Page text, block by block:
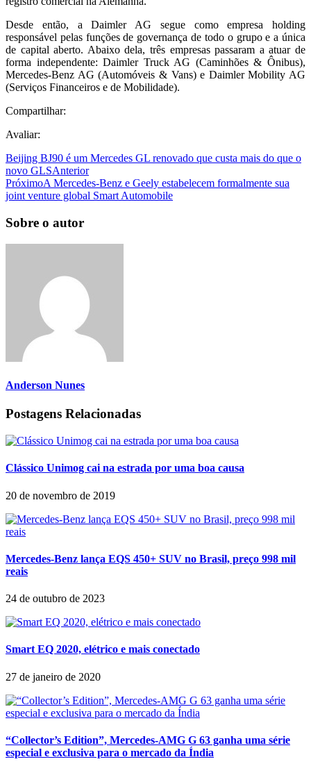
Desde então, a Daimler AG segue como empresa holding
responsável pelas funções de governança de todo o grupo e a única
de capital aberto. Abaixo dela, três empresas passaram a atuar de
forma independente: Daimler Truck AG (Caminhões & Ônibus),
Mercedes-Benz AG (Automóveis & Vans) e Daimler Mobility AG
(Serviços Financeiros e de Mobilidade).
Compartilhar:
Avaliar:
Beijing BJ90 é um Mercedes GL renovado que custa mais do que o
novo GLSAnterior
PróximoA Mercedes-Benz e Geely estabelecem formalmente sua
joint venture global Smart Automobile
Sobre o autor
Anderson Nunes
Postagens Relacionadas
Clássico Unimog cai na estrada por uma boa causa
20 de novembro de 2019
Mercedes-Benz lança EQS 450+ SUV no Brasil, preço 998 mil
reais
24 de outubro de 2023
Smart EQ 2020, elétrico e mais conectado
27 de janeiro de 2020
“Collector’s Edition”, Mercedes-AMG G 63 ganha uma série
especial e exclusiva para o mercado da Índia